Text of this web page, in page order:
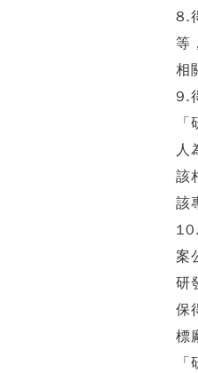
8.
等
相
9.
人
該
該
案
研
保
標